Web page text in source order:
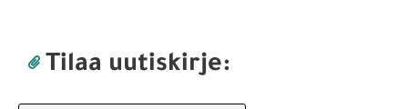
Tilaa uutiskirje: